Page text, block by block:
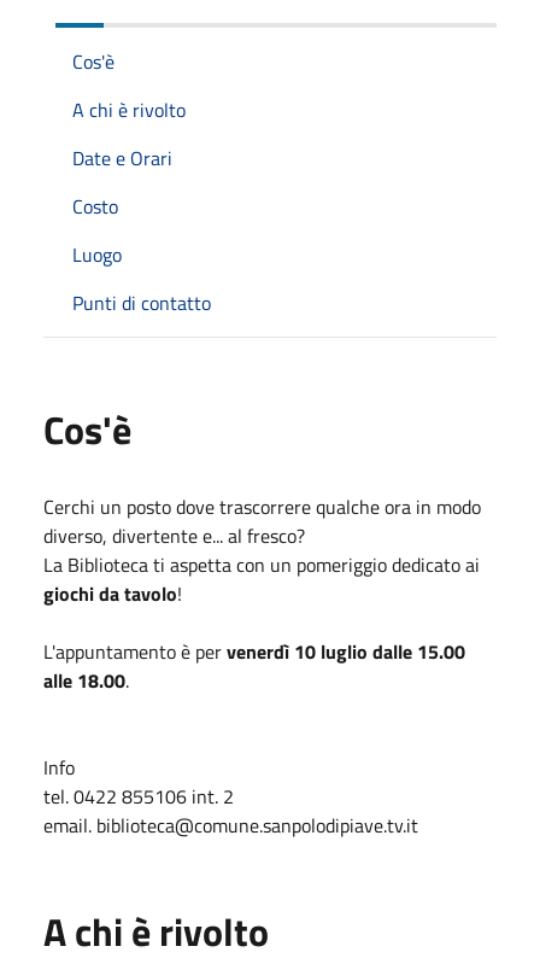
Cos'è
A chi è rivolto
Date e Orari
Costo
Luogo
Punti di contatto
Cos'è
Cerchi un posto dove trascorrere qualche ora in modo
diverso, divertente e... al fresco?
La Biblioteca ti aspetta con un pomeriggio dedicato ai
giochi da tavolo!
L'appuntamento è pervenerdì 10 luglio dalle 15.00
alle 18.00.
Info
tel. 0422 855106 int. 2
email. biblioteca@comune.sanpolodipiave.tv.it
A chi è rivolto